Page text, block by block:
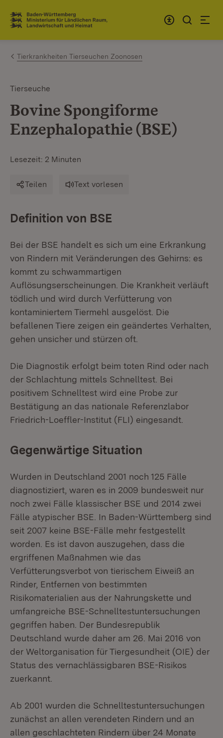
Zum Inhalt springen
Link zur Startseite
Tierkrankheiten Tierseuchen Zoonosen
Tierseuche
Bovine Spongiforme
Enzephalopathie (BSE)
Lesezeit: 2 Minuten
Teilen Text vorlesen
Definition von BSE
Bei der BSE handelt es sich um eine Erkrankung
von Rindern mit Veränderungen des Gehirns: es
kommt zu schwammartigen
Auflösungserscheinungen. Die Krankheit verläuft
tödlich und wird durch Verfütterung von
kontaminiertem Tiermehl ausgelöst. Die
befallenen Tiere zeigen ein geändertes Verhalten,
gehen unsicher und stürzen oft.
Die Diagnostik erfolgt beim toten Rind oder nach
der Schlachtung mittels Schnelltest. Bei
positivem Schnelltest wird eine Probe zur
Bestätigung an das nationale Referenzlabor
Friedrich-Loeffler-Institut (FLI) eingesandt.
Gegenwärtige Situation
Wurden in Deutschland 2001 noch 125 Fälle
diagnostiziert, waren es in 2009 bundesweit nur
noch zwei Fälle klassischer BSE und 2014 zwei
Fälle atypischer BSE. In Baden-Württemberg sind
seit 2007 keine BSE-Fälle mehr festgestellt
worden. Es ist davon auszugehen, dass die
ergriffenen Maßnahmen wie das
Verfütterungsverbot von tierischem Eiweiß an
Rinder, Entfernen von bestimmten
Risikomaterialien aus der Nahrungskette und
umfangreiche BSE-Schnelltestuntersuchungen
gegriffen haben. Der Bundesrepublik
Deutschland wurde daher am 26. Mai 2016 von
der Weltorganisation für Tiergesundheit (OIE) der
Status des vernachlässigbaren BSE-Risikos
zuerkannt.
Ab 2001 wurden die Schnelltestuntersuchungen
zunächst an allen verendeten Rindern und an
allen geschlachteten Rindern über 24 Monate